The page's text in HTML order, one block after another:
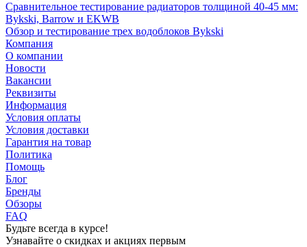
Сравнительное тестирование радиаторов толщиной 40-45 мм:
Bykski, Barrow и EKWB
Обзор и тестирование трех водоблоков Bykski
Компания
О компании
Новости
Вакансии
Реквизиты
Информация
Условия оплаты
Условия доставки
Гарантия на товар
Политика
Помощь
Блог
Бренды
Обзоры
FAQ
Будьте всегда в курсе!
Узнавайте о скидках и акциях первым